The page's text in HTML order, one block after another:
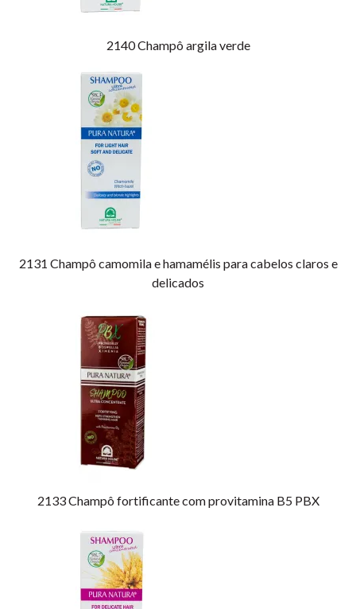
2140Champô argila verde
2131 Champô camomila e hamamélis para cabelos claros e
delicados
2133Champô fortificante com provitamina B5 PBX